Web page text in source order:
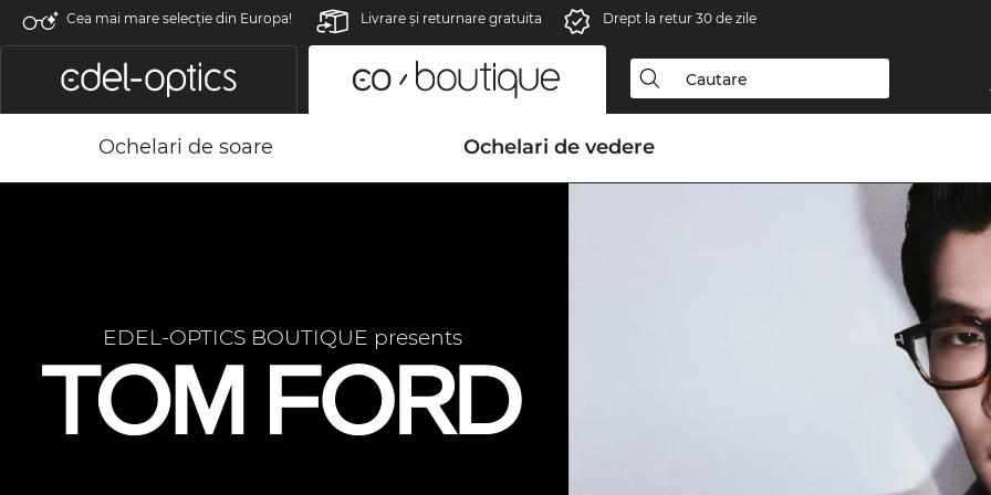
Cea mai mare selecție din Europa! Livrare şi returnare gratuita Drept la retur 30 de zile
Ochelari de soare Ochelari de vedere
EDEL-OPTICS BOUTIQUE presents